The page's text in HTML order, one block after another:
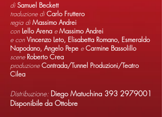
diSamuel Beckett
traduzione diCarlo Fruttero
regia diMassimo Andrei
con Lello Arena eMassimo Andrei
e conVincenzo Leto, Elisabetta Romano, Esmeraldo
Napodano, Angelo Pepe eCarmine Bassolillo
scene Roberto Crea
produzioneContrada/Tunnel Produzioni/Teatro
Cilea
Distribuzione: Diego Matuchina 393 2979001
Disponibile da Ottobre